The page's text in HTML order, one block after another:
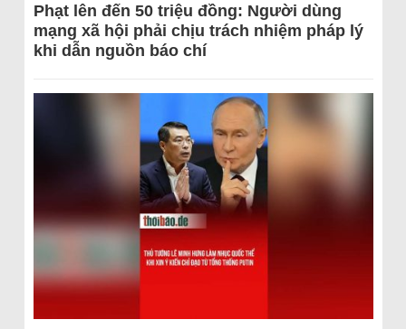
Phạt lên đến 50 triệu đồng: Người dùng
mạng xã hội phải chịu trách nhiệm pháp lý
khi dẫn nguồn báo chí